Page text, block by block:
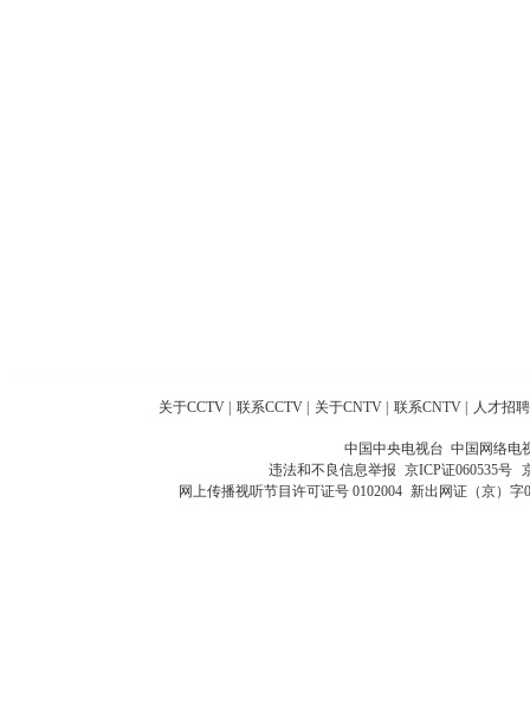
关于CCTV 联系CCTV 关于CNTV 联系CNTV 人才招聘
中国中央电视台 中国网络电
违法和不良信息举报 京ICP证060535号
网上传播视听节目许可证号 0102004 新出网证（京）